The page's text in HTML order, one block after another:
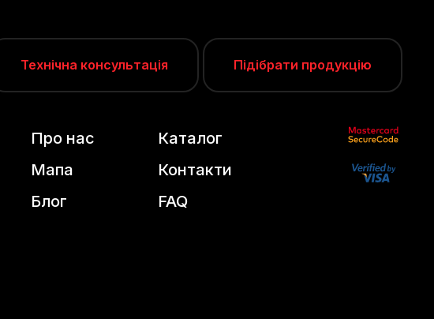
Технічна консультація Підібрати продукцію
Про нас
Мапа
Блог
Каталог
Контакти
FAQ